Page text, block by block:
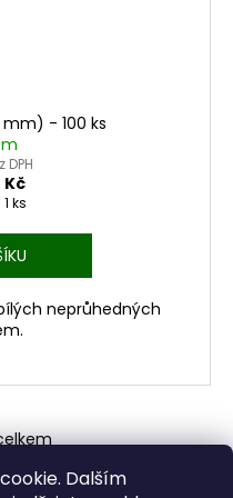
Dalším
- 100 ks
DPH
Kč
ks
neprůhedných